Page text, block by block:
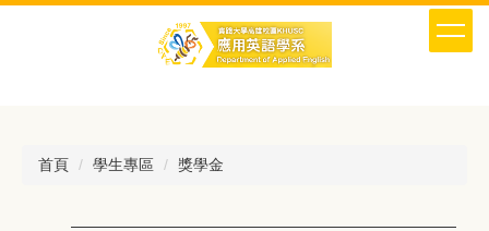
首頁 學生專區 獎學金